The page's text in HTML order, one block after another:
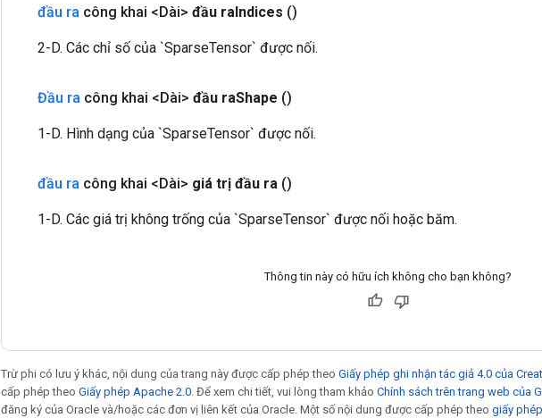
đầu ra công khai <Dài> đầu raIndices ()
2-D. Các chỉ số của `SparseTensor` được nối.
Đầu ra công khai <Dài> đầu raShape ()
1-D. Hình dạng của `SparseTensor` được nối.
đầu ra công khai <Dài> giá trị đầu ra ()
1-D. Các giá trị không trống của `SparseTensor` được nối hoặc băm.
Thông tin này có hữu ích không cho bạn không?
Trừ phi có lưu ý khác, nội dung của trang này được cấp phép theo Giấy phép ghi nhận tác giả 4.0 của
cấp phép theo Giấy phép Apache 2.0 . Để xem chi tiết, vui lòng tham khảo Chính sách trên trang web của
đăng ký của Oracle và/hoặc các đơn vị liên kết của Oracle. Một số nội dung được cấp phép theo giấy